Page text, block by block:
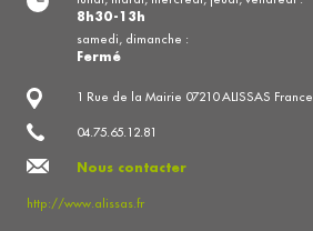
1 Rue de la Mairie 07210 ALISSAS France
04.75.65.12.81
Nous contacter
http://www.alissas.fr
8h30-13h
samedi, dimanche :
Fermé